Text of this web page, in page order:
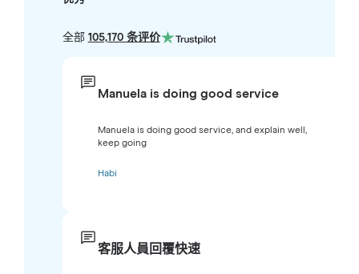
全部 105,170 条评价
Manuela is doing good service
Manuela is doing good service, and explain well,
keep going
Habi
客服人員回覆快速